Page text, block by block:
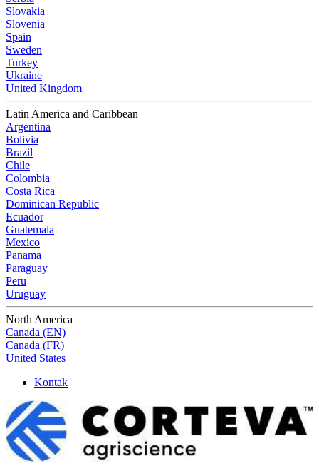
Slovakia
Slovenia
Spain
Sweden
Turkey
Ukraine
United Kingdom
Latin America and Caribbean
Argentina
Bolivia
Brazil
Chile
Colombia
Costa Rica
Dominican Republic
Ecuador
Guatemala
Mexico
Panama
Paraguay
Peru
Uruguay
North America
Canada (EN)
Canada (FR)
United States
Kontak